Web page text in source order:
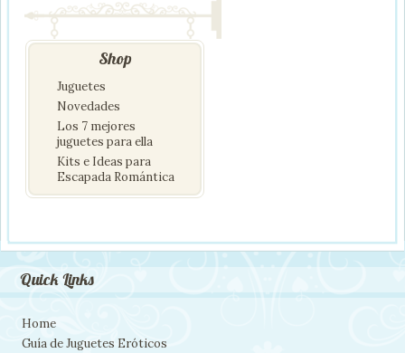
Shop
Juguetes
Novedades
Los 7 mejores
juguetes para ella
Kits e Ideas para
Escapada Romántica
Quick Links
Home
Guía de Juguetes Eróticos